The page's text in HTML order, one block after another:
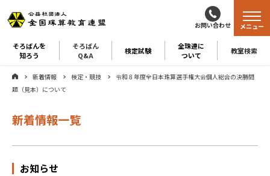
お問い合わせ
そろばんを
知ろう
そろばん
Q&A
検定試験
全珠連に
ついて
教室検索
メニュー
新着情報 検定・競技
令和８年度全日本珠算選手権大会個人総合の決勝問
題（見本）について
新着情報一覧
お知らせ